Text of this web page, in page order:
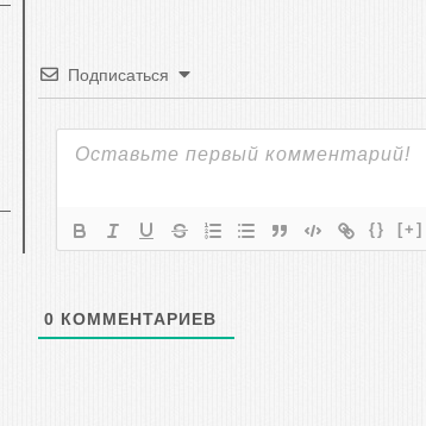
Подписаться
{} [+]
0 КОММЕНТАРИЕВ